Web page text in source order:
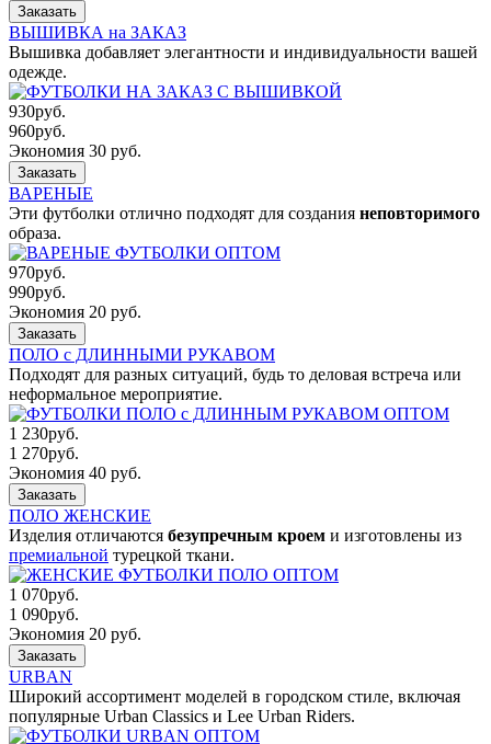
Заказать
ВЫШИВКА на ЗАКАЗ
Вышивка добавляет элегантности и индивидуальности вашей
одежде.
930руб.
960руб.
Экономия 30 руб.
Заказать
ВАРЕНЫЕ
Эти футболки отлично подходят для создания неповторимого
образа.
970руб.
990руб.
Экономия 20 руб.
Заказать
ПОЛО с ДЛИННЫМИ РУКАВОМ
Подходят для разных ситуаций, будь то деловая встреча или
неформальное мероприятие.
1 230руб.
1 270руб.
Экономия 40 руб.
Заказать
ПОЛО ЖЕНСКИЕ
Изделия отличаются безупречным кроем и изготовлены из
премиальной турецкой ткани.
1 070руб.
1 090руб.
Экономия 20 руб.
Заказать
URBAN
Широкий ассортимент моделей в городском стиле, включая
популярные Urban Classics и Lee Urban Riders.